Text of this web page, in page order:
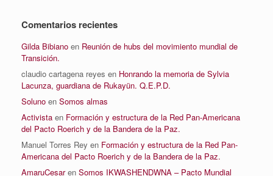
Comentarios recientes
Gilda Bibiano en Reunión de hubs del movimiento mundial de
Transición.
claudio cartagena reyes en Honrando la memoria de Sylvia
Lacunza, guardiana de Rukayün. Q.E.P.D.
Soluno en Somos almas
Activista en Formación y estructura de la Red Pan-Americana
del Pacto Roerich y de la Bandera de la Paz.
Manuel Torres Rey en Formación y estructura de la Red Pan-
Americana del Pacto Roerich y de la Bandera de la Paz.
AmaruCesaren Somos IKWASHENDWNA – Pacto Mundial